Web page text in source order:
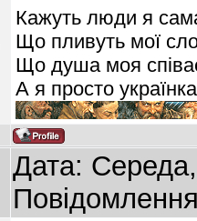
Кажуть люди я
Що пливуть мої
Що душа моя
А я просто
Дата: